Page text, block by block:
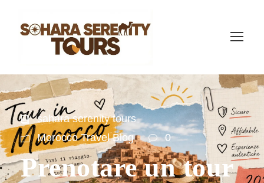
sahara serenity tours
Morocco Travel Blog
0
Prenotare un tour